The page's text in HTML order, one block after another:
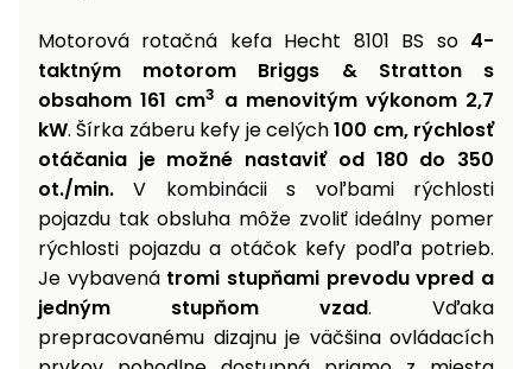
Motorová rotačná kefa Hecht 8101 BS so 4-
taktným motorom Briggs & Stratton s
obsahom 161 cm3 a menovitým výkonom 2,7
kW. Šírka záberu kefy je celých100 cm, rýchlosť
otáčania je možné nastaviť od 180 do 350
ot./min. V kombinácii s voľbami rýchlosti
pojazdu tak obsluha môže zvoliť ideálny pomer
rýchlosti pojazdu a otáčok kefy podľa potrieb.
Je vybavená tromi stupňami prevodu vpred a
jedným stupňom vzad. Vďaka
prepracovanému dizajnu je väčšina ovládacích